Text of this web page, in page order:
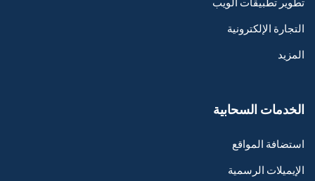
التجارة الإلكترونية
المزيد
الخدمات السحابية
استضافة المواقع
الإيميلات الرسمية